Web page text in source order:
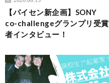
【パイセン新企画】SONY
co-challengeグランプリ受賞
者インタビュー！